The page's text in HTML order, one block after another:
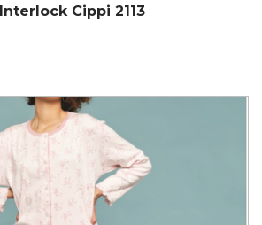
Cippi 2113